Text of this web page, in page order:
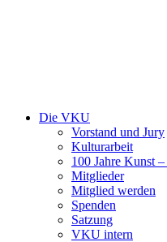
Die VKU
Vorstand und Jury
Kulturarbeit
100 Jahre Kunst
Mitglieder
Mitglied werden
Spenden
Satzung
VKU intern